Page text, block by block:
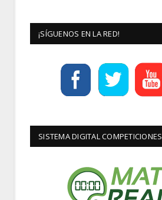
¡SÍGUENOS EN LA RED!
SISTEMA DIGITAL COMPETICIONES